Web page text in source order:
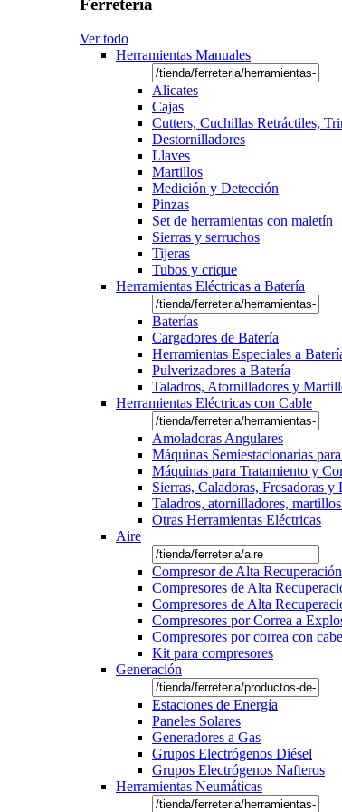
Ferretería
Ver todo
Herramientas Manuales
Alicates
Cajas
Cutters, Cuchillas Retráctiles,
Destornilladores
Llaves
Martillos
Medición y Detección
Pinzas
Set de herramientas con maletín
Sierras y serruchos
Tijeras
Tubos y crique
Herramientas Eléctricas a Batería
Baterías
Cargadores de Batería
Herramientas Especiales a
Pulverizadores a Batería
Taladros, Atornilladores y
Herramientas Eléctricas con Cable
Amoladoras Angulares
Máquinas Semiestacionarias
Máquinas para Tratamiento y
Sierras, Caladoras, Fresadoras y
Taladros, atornilladores,
Otras Herramientas Eléctricas
Aire
Compresor de Alta Recuperación
Compresores de Alta
Compresores de Alta
Compresores por Correa a
Compresores por correa con
Kit para compresores
Generación
Estaciones de Energía
Paneles Solares
Generadores a Gas
Grupos Electrógenos Diésel
Grupos Electrógenos Nafteros
Herramientas Neumáticas